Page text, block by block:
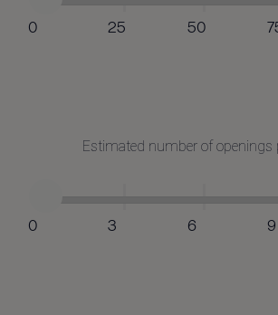
0 25 50
Estimated number of openings
0 3 6 9